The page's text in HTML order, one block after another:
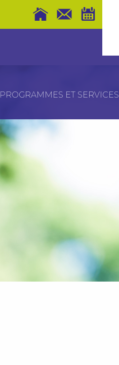
PROGRAMMES ET SERVICES